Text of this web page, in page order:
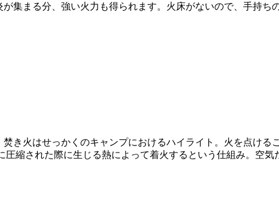
集まる分、強い火力も得られます。火床がないので、手持
き火はせっかくのキャンプにおけるハイライト。火を点ける
縮された際に生じる熱によって着火するという仕組み。空